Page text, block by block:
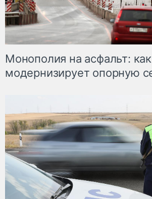
Монополия на асфальт:
модернизирует опорную